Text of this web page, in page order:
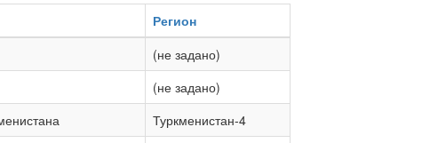
Регион
(не задано)
(не задано)
Туркменистан-4